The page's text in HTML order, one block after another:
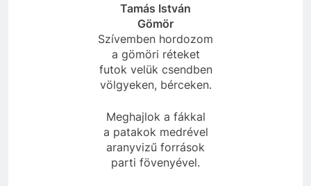
Tamás István
Gömör
Szívemben hordozom
a gömöri réteket
futok velük csendben
völgyeken, bérceken.
Meghajlok a fákkal
a patakok medrével
aranyvizű források
parti fövenyével.